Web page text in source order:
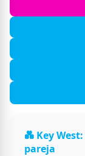
💑 Key
pareja